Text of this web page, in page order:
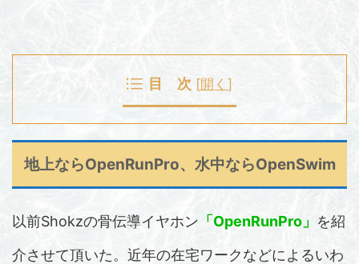
目 次 [開く ]
地上ならOpenRunPro、水中ならOpenSwim
以前Shokzの骨伝導イヤホン 「OpenRunPro」 を紹
介させて頂いた。近年の在宅ワークなどによるいわ